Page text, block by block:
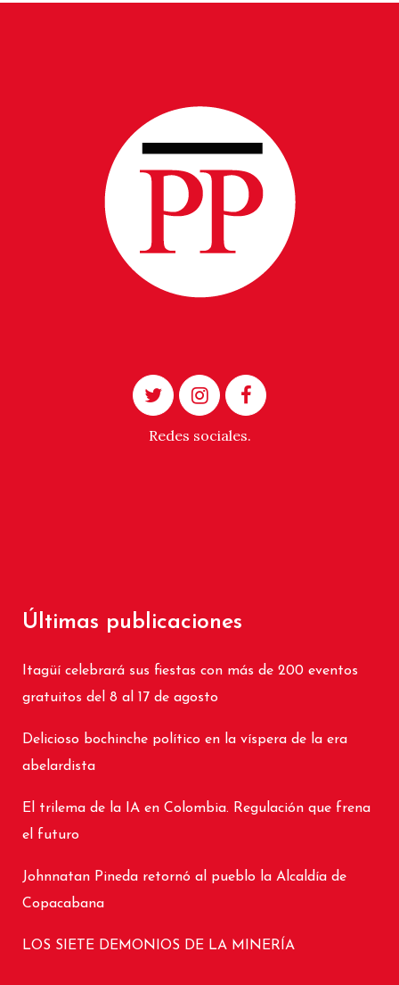
Redes sociales.
Últimas publicaciones
Itagüí celebrará sus fiestas con más de 200 eventos
gratuitos del 8 al 17 de agosto
Delicioso bochinche político en la víspera de la era
abelardista
El trilema de la IA en Colombia. Regulación que frena
el futuro
Johnnatan Pineda retornó al pueblo la Alcaldía de
Copacabana
LOS SIETE DEMONIOS DE LA MINERÍA